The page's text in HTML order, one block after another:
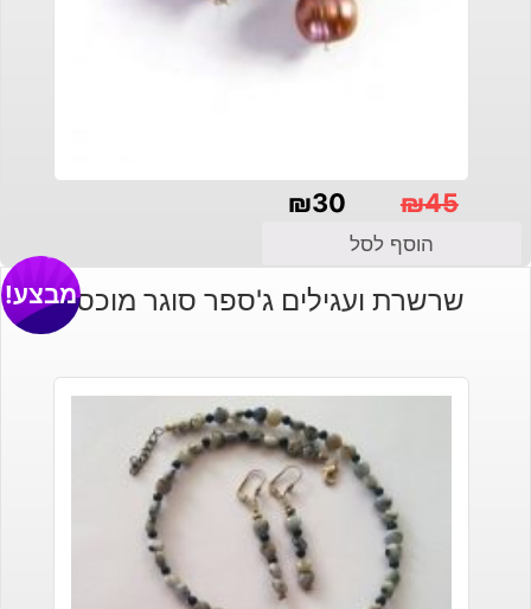
₪45
המקורי
₪30
הנוכחי
הוסף לסל
שרשרת ועגילים ג'ספר סוגר מוכסףמבצע!